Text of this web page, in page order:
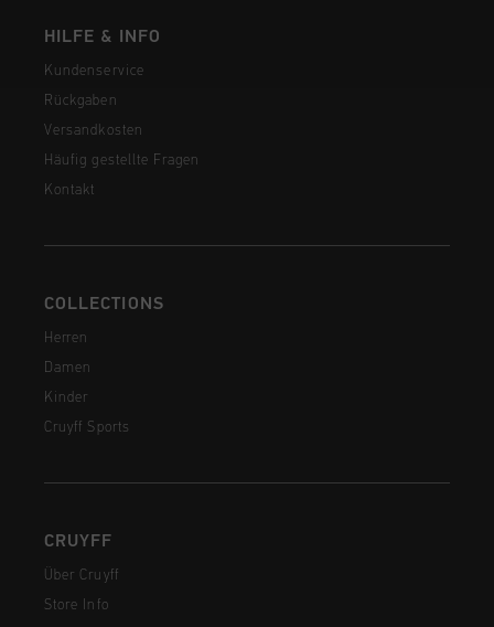
HILFE & INFO
Kundenservice
Rückgaben
Versandkosten
Häufig gestellte Fragen
Kontakt
COLLECTIONS
Herren
Damen
Kinder
Cruyff Sports
CRUYFF
Über Cruyff
Store Info